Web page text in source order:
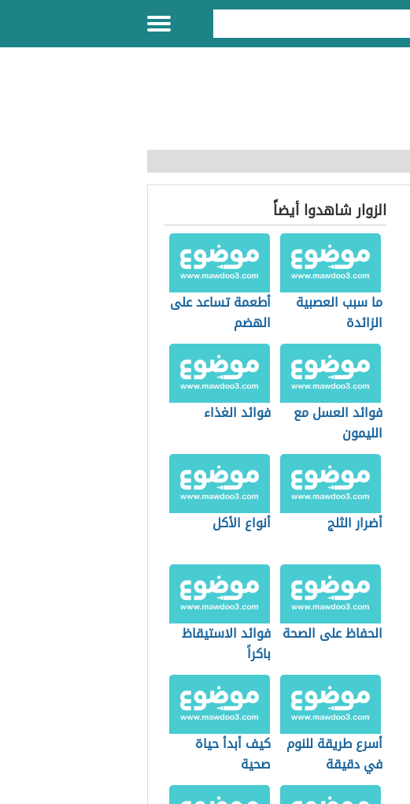
الزوار شاهدوا أيضاً
ما سبب العصبية
الزائدة
أطعمة تساعد على
الهضم
فوائد العسل مع
الليمون
فوائد الغذاء
أضرار الثلج أنواع الأكل
الحفاظ على الصحة فوائد الاستيقاظ
باكراً
أسرع طريقة للنوم
في دقيقة
كيف أبدأ حياة
صحية